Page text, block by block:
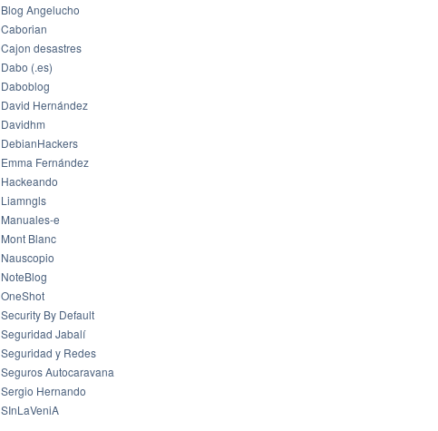
Blog Angelucho
Caborian
Cajon desastres
Dabo (.es)
Daboblog
David Hernández
Davidhm
DebianHackers
Emma Fernández
Hackeando
Liamngls
Manuales-e
Mont Blanc
Nauscopio
NoteBlog
OneShot
Security By Default
Seguridad Jabalí
Seguridad y Redes
Seguros Autocaravana
Sergio Hernando
SInLaVeniA